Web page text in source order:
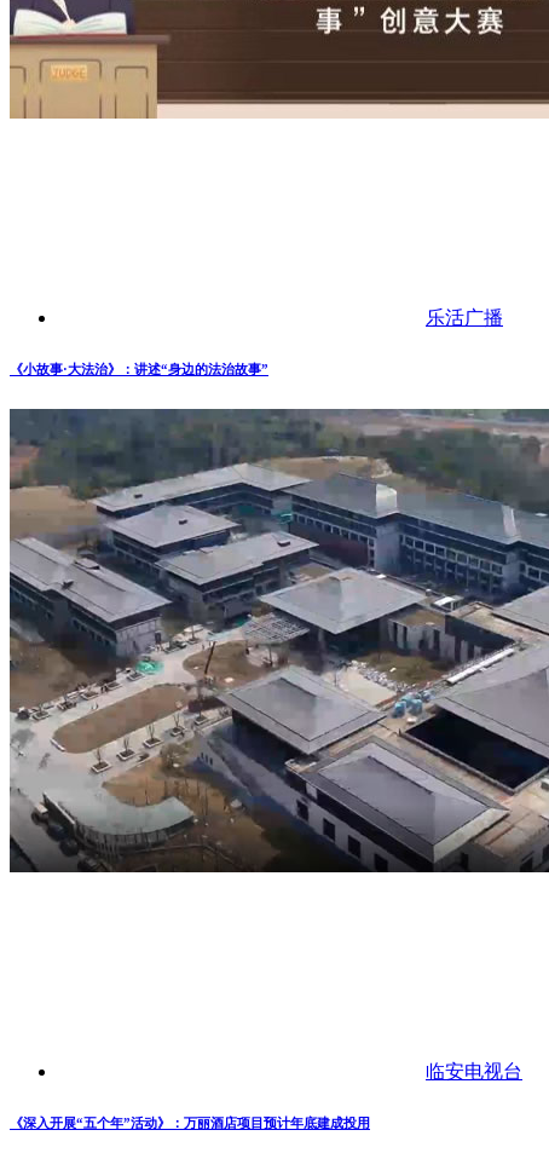
乐活广播
《小故事·大法治》：讲述“身边的法治故事”
临安电视台
《深入开展“五个年”活动》：万丽酒店项目预计年底建成投用